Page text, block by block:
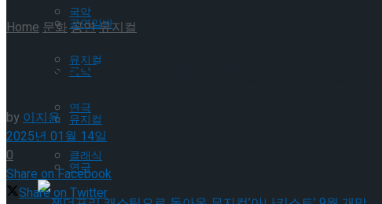
국악
뮤지컬
연극
클래식
공연일반
국악
뮤지컬
연극
Home문화공연뮤지컬
[현장스케치] 이아름솔, 범접할
by이지윤
2025년 01월 14일
0
Share on Facebook
Share on Twitter